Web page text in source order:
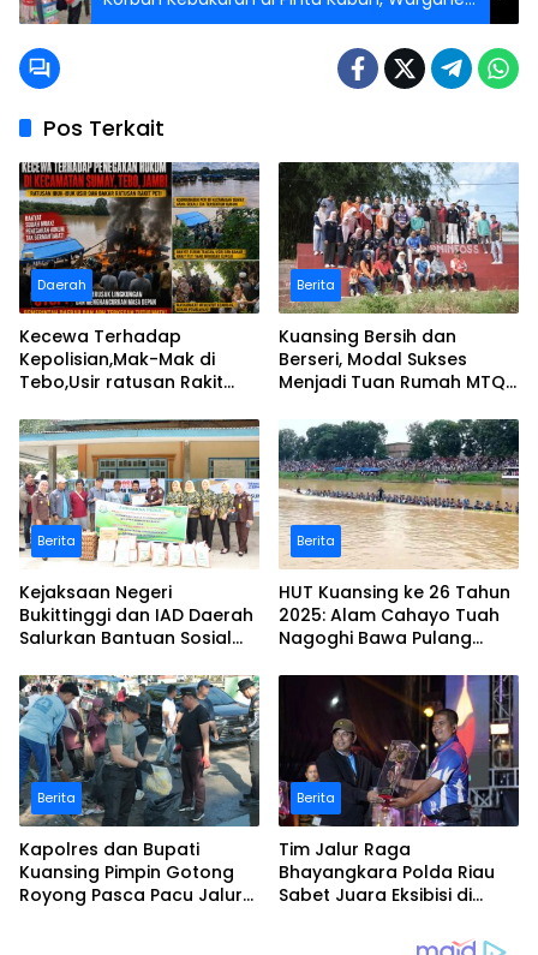
Ikut Haru
Pos Terkait
Daerah
Kecewa Terhadap
Kepolisian,Mak-Mak di
Tebo,Usir ratusan Rakit
Berita
Kuansing Bersih dan
Berseri, Modal Sukses
Menjadi Tuan Rumah MTQ
Berita
Kejaksaan Negeri
Bukittinggi dan IAD Daerah
Salurkan Bantuan Sosial
Longsor
Berita
HUT Kuansing ke 26 Tahun
2025: Alam Cahayo Tuah
Nagoghi Bawa Pulang
Berita
Kapolres dan Bupati
Kuansing Pimpin Gotong
Royong Pasca Pacu Jalur
Berita
Tim Jalur Raga
Bhayangkara Polda Riau
Sabet Juara Eksibisi di